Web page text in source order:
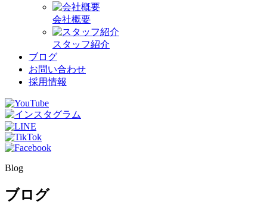
会社概要
スタッフ紹介
ブログ
お問い合わせ
採用情報
Blog
ブログ